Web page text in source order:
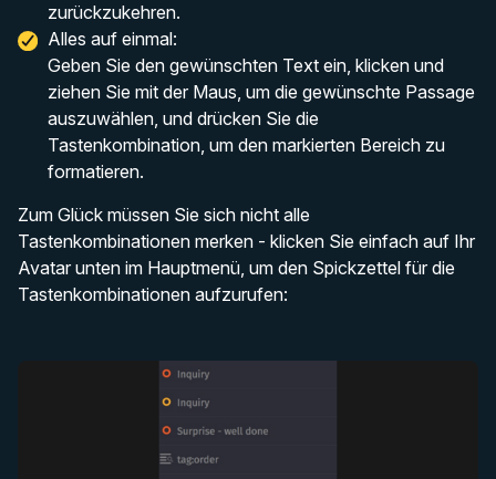
zurückzukehren.
Alles auf einmal:
Geben Sie den gewünschten Text ein, klicken und
ziehen Sie mit der Maus, um die gewünschte Passage
auszuwählen, und drücken Sie die
Tastenkombination, um den markierten Bereich zu
formatieren.
Zum Glück müssen Sie sich nicht alle
Tastenkombinationen merken - klicken Sie einfach auf Ihr
Avatar unten im Hauptmenü, um den Spickzettel für die
Tastenkombinationen aufzurufen: